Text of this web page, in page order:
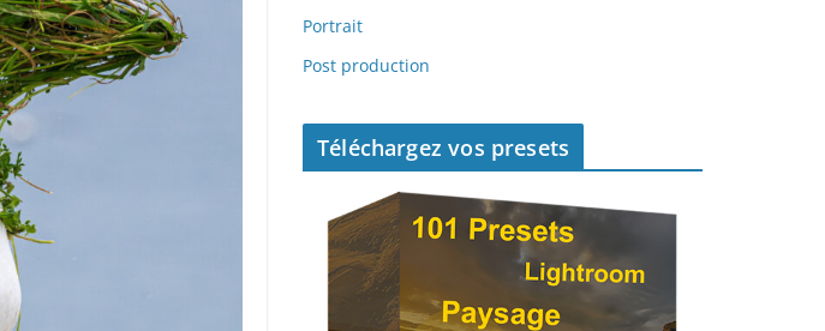
Portrait
Post production
Téléchargez vos presets